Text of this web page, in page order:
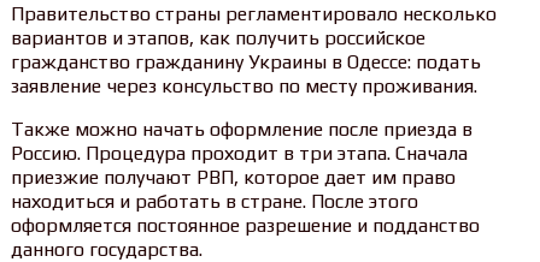
Правительство страны регламентировало несколько
вариантов и этапов, как получить российское
гражданство гражданину Украины в Одессе: подать
заявление через консульство по месту проживания.
Также можно начать оформление после приезда в
Россию. Процедура проходит в три этапа. Сначала
приезжие получают РВП, которое дает им право
находиться и работать в стране. После этого
оформляется постоянное разрешение и подданство
данного государства.